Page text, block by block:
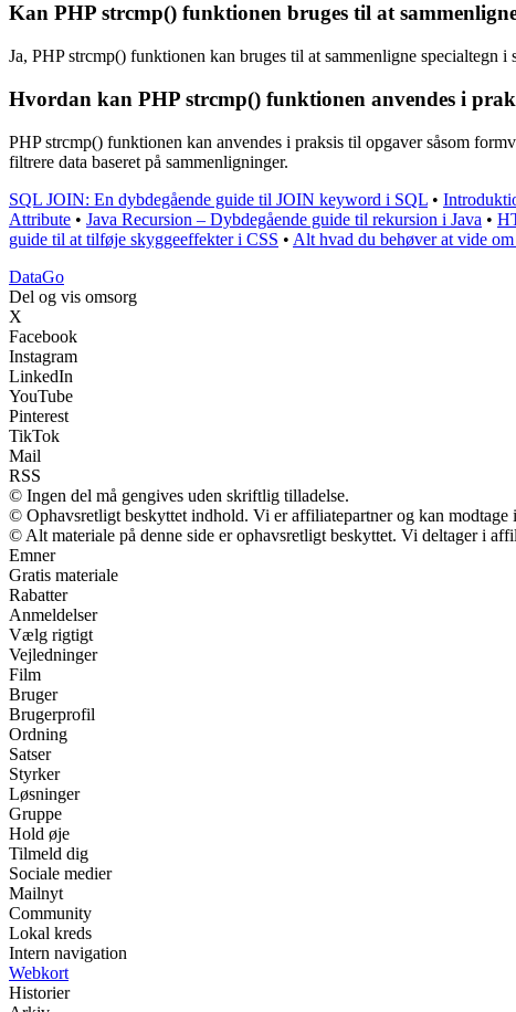
Kan PHP strcmp() funktionen bruges til at
Ja, PHP strcmp() funktionen kan bruges til at sammenligne specialtegn
Hvordan kan PHP strcmp() funktionen anvendes i
PHP strcmp() funktionen kan anvendes i praksis til opgaver såsom
filtrere data baseret på sammenligninger.
SQL JOIN: En dybdegående guide til JOIN keyword i SQL •
Attribute • Java Recursion – Dybdegående guide til rekursion i Java •
guide til at tilføje skyggeeffekter i CSS • Alt hvad du behøver at vide
DataGo
Del og vis omsorg
X
Facebook
Instagram
LinkedIn
YouTube
Pinterest
TikTok
Mail
RSS
© Ingen del må gengives uden skriftlig tilladelse.
© Ophavsretligt beskyttet indhold. Vi er affiliatepartner og kan
© Alt materiale på denne side er ophavsretligt beskyttet. Vi deltager i
Emner
Gratis materiale
Rabatter
Anmeldelser
Vælg rigtigt
Vejledninger
Film
Bruger
Brugerprofil
Ordning
Satser
Styrker
Løsninger
Gruppe
Hold øje
Tilmeld dig
Sociale medier
Mailnyt
Community
Lokal kreds
Intern navigation
Webkort
Historier